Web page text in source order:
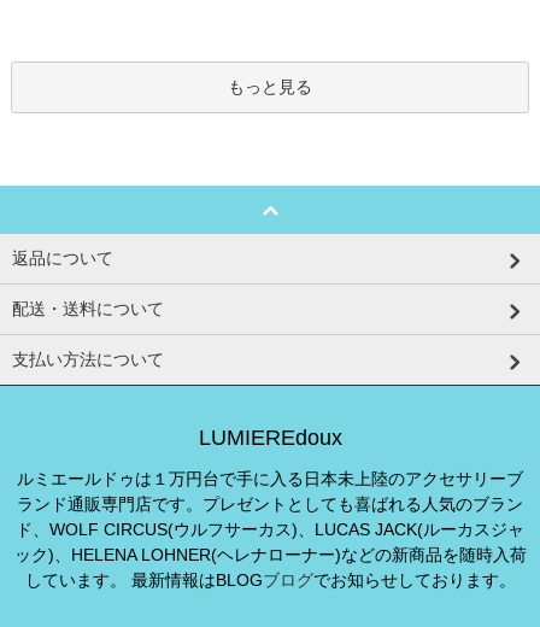
もっと見る
返品について
配送・送料について
支払い方法について
LUMIEREdoux
ルミエールドゥは１万円台で手に入る日本未上陸のアクセサリーブ
ランド通販専門店です。プレゼントとしても喜ばれる人気のブラン
ド、WOLF CIRCUS(ウルフサーカス)、LUCAS JACK(ルーカスジャ
ック)、HELENA LOHNER(ヘレナローナー)などの新商品を随時入荷
しています。 最新情報はBLOGブログでお知らせしております。